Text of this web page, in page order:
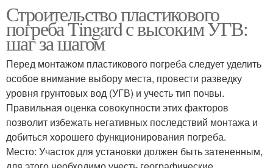
Строительство пластикового
погреба Tingard с высоким УГВ:
шаг за шагом
Перед монтажом пластикового погреба следует уделить
особое внимание выбору места, провести разведку
уровня грунтовых вод (УГВ) и учесть тип почвы.
Правильная оценка совокупности этих факторов
позволит избежать негативных последствий монтажа и
добиться хорошего функционирования погреба.
Место: Участок для установки должен быть затененным,